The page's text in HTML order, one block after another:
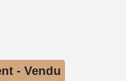
- Vendu